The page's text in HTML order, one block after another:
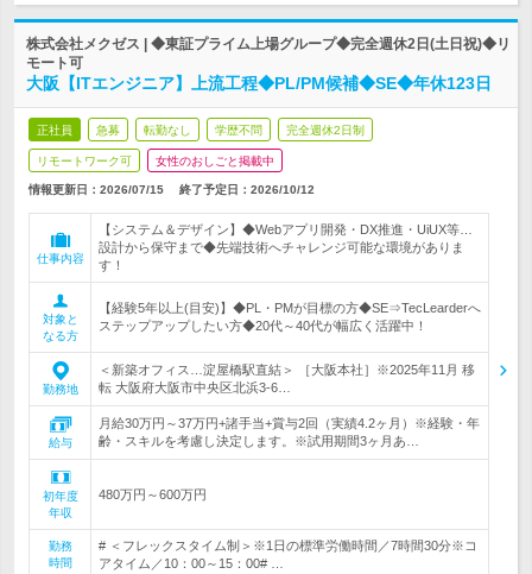
株式会社メクゼス | ◆東証プライム上場グループ◆完全週休2日(土日祝)◆リ
モート可
大阪【ITエンジニア】上流工程◆PL/PM候補◆SE◆年休123日
正社員 急募 転勤なし 学歴不問 完全週休2日制
リモートワーク可 女性のおしごと掲載中
情報更新日：2026/07/15 終了予定日： 2026/10/12
仕事内容
【システム＆デザイン】◆Webアプリ開発・DX推進・UiUX等…
設計から保守まで◆先端技術へチャレンジ可能な環境がありま
す！
対象と
なる方
【経験5年以上(目安)】◆PL・PMが目標の方◆SE⇒TecLearderへ
ステップアップしたい方◆20代～40代が幅広く活躍中！
勤務地
＜新築オフィス…淀屋橋駅直結＞ ［大阪本社］※2025年11月 移
転 大阪府大阪市中央区北浜3-6…
給与
月給30万円～37万円+諸手当+賞与2回（実績4.2ヶ月）※経験・年
齢・スキルを考慮し決定します。※試用期間3ヶ月あ…
初年度
年収
480万円～600万円
勤務
時間
# ＜フレックスタイム制＞※1日の標準労働時間／7時間30分※コ
アタイム／10：00～15：00# …